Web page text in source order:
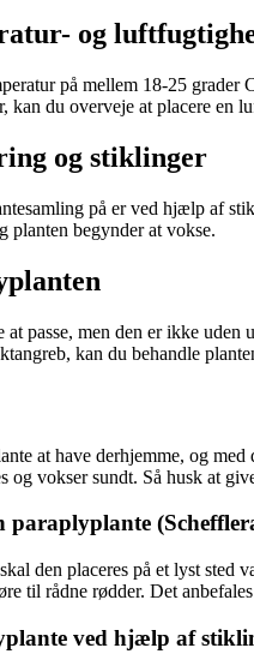
og
på mellem 18-25
du overveje at placere en
og stiklinger
på er ved hjælp af
planten begynder at vokse.
at passe, men den er ikke
kan du behandle
at have derhjemme, og
og vokser sundt. Så husk at
paraplyplante
den placeres på et lyst
til rådne rødder. Det
ved hjælp af